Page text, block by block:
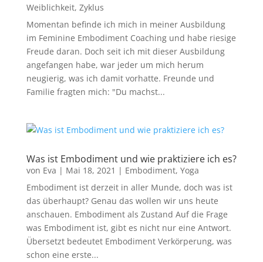
Weiblichkeit, Zyklus
Momentan befinde ich mich in meiner Ausbildung
im Feminine Embodiment Coaching und habe riesige
Freude daran. Doch seit ich mit dieser Ausbildung
angefangen habe, war jeder um mich herum
neugierig, was ich damit vorhatte. Freunde und
Familie fragten mich: "Du machst...
Was ist Embodiment und wie praktiziere ich es?
von Eva | Mai 18, 2021 | Embodiment, Yoga
Embodiment ist derzeit in aller Munde, doch was ist
das überhaupt? Genau das wollen wir uns heute
anschauen. Embodiment als Zustand Auf die Frage
was Embodiment ist, gibt es nicht nur eine Antwort.
Übersetzt bedeutet Embodiment Verkörperung, was
schon eine erste...